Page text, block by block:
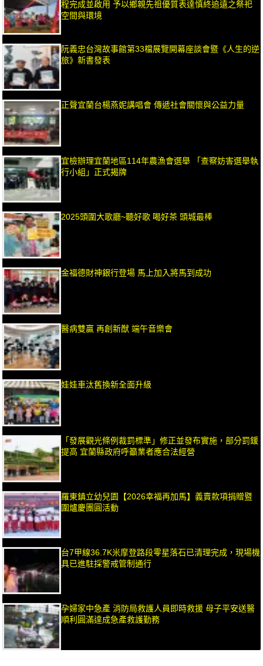
程完成並啟用 予以鄉親先祖優質表達慎終追遠之祭祀
空間與環境
阮義忠台灣故事館第33檔展覽開幕座談會暨《人生的逆
旅》新書發表
正聲宜蘭台楊燕妮講唱會 傳遞社會關懷與公益力量
宜檢辦理宜蘭地區114年農漁會選舉 「查察妨害選舉執
行小組」正式揭牌
2025頭圍大歌廳~聽好歌 喝好茶 頭城最棒
金福德財神銀行登場 馬上加入將馬到成功
醫病雙贏 再創新猷 端午音樂會
娃娃車汰舊換新全面升級
「發展觀光條例裁罰標準」修正並發布實施，部分罰鍰
提高 宜蘭縣政府呼籲業者應合法經營
羅東鎮立幼兒園【2026幸福再加馬】義賣款項捐贈暨
圍爐慶團圓活動
台7甲線36.7K米摩登路段零星落石已清理完成，現場機
具已進駐採警戒管制通行
孕婦家中急產 消防局救護人員即時救援 母子平安送醫
順利圓滿達成急產救護勤務